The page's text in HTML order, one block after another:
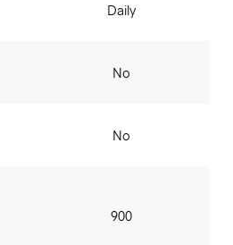
Daily
No
No
900